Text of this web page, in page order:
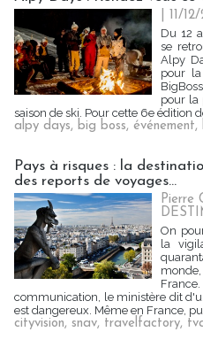
| 11/
Du 12
se
Alpy
pour
pour la
saison de ski. Pour cette 6e édition
alpy days, big boss, événement,
Pays à risques : la
des reports de voyages...
Pierre
On
la
communication, le ministère dit
est dangereux. Même en France,
cityvision, snav, travelfactory,